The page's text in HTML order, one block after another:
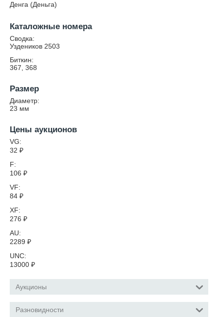
Денга (Деньга)
Каталожные номера
Сводка:
Уздеников 2503
Биткин:
367, 368
Размер
Диаметр:
23 мм
Цены аукционов
VG:
32 ₽
F:
106 ₽
VF:
84 ₽
XF:
276 ₽
AU:
2289 ₽
UNC:
13000 ₽
Аукционы
Разновидности